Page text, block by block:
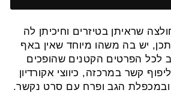
שראיתן בטיזרים וחיכיתן לה
יש בה משהו מיוחד שאין באף
לכל הפרטים הקטנים שהופכים
קשר במרכזה, כיווצי אקורדיון
ובמכפלת הגב ופרח עם סרט נקשר.